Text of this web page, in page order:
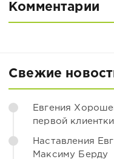
Комментарии
Свежие
Евгения
первой клиентки
Наставления
Максиму Берду